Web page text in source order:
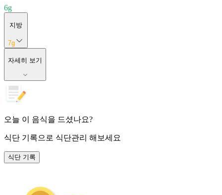
6g
지방
7g
자세히 보기
오늘 이 음식을 드셨나요?
식단 기록으로 식단관리 해보세요
식단 기록